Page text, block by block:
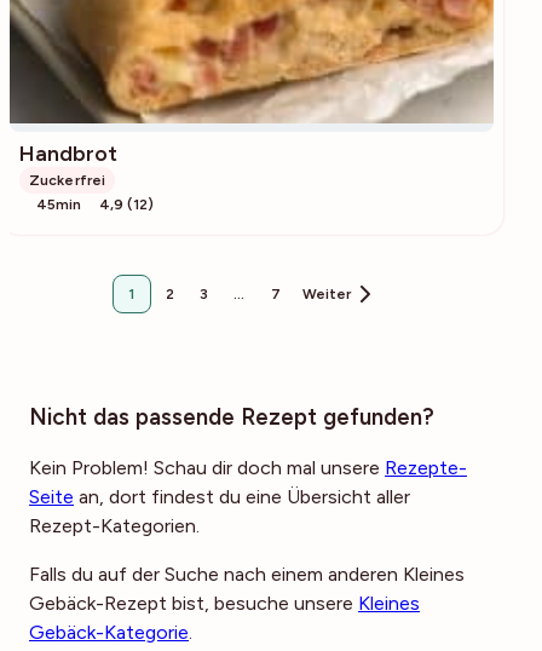
Handbrot
Zuckerfrei
45min
4,9 (12)
1 2 3 … 7 Weiter
Nicht das passende Rezept gefunden?
Kein Problem! Schau dir doch mal unsere Rezepte-
Seite an, dort findest du eine Übersicht aller
Rezept-Kategorien.
Falls du auf der Suche nach einem anderen Kleines
Gebäck-Rezept bist, besuche unsere Kleines
Gebäck-Kategorie.